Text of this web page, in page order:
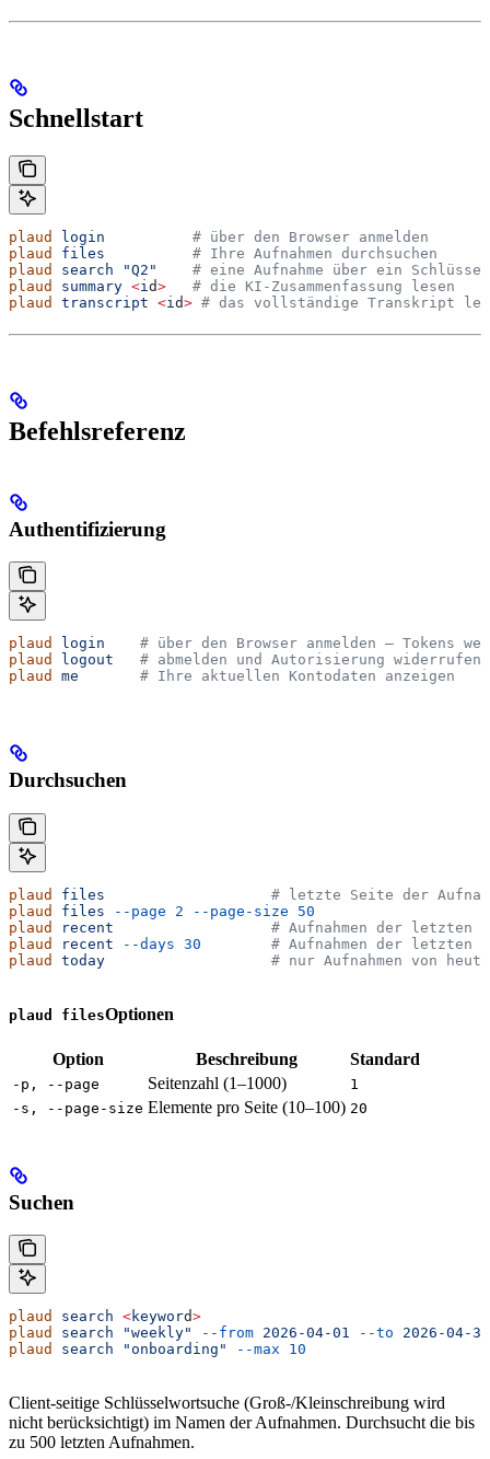
Schnellstart
plaud login
          # über den Browser anmelden
plaud
files
          # Ihre Aufnahmen durchsuchen
plaud
search "Q2"
# eine Aufnahme über ein
plaud
summary <i d>
   # die KI-Zusammenfassung lesen
plaud
transcript <i d> # das vollständige Transkript
Befehlsreferenz
Authentifizierung
plaud login
# über den Browser anmelden – Tokens
plaud
logout
   # abmelden und Autorisierung widerrufen
plaud
me
       # Ihre aktuellen Kontodaten anzeigen
Durchsuchen
plaud files
# letzte Seite der
plaud
files --page 2 --page-size 50
plaud
recent
# Aufnahmen der letzten
plaud
recent --days 30
# Aufnahmen der letzten
plaud
today
                   # nur Aufnahmen von heute
plaud filesOptionen
Option Beschreibung Standard
-p, --page Seitenzahl (1–1000)
1
-s, --page-size Elemente pro Seite (10–100) 20
Suchen
plaud search <keyword>
plaud
search "weekly" --from 2026-04-01 --to 2026-04-30
plaud
search "onboarding" --max 10
Client-seitige Schlüsselwortsuche (Groß-/Kleinschreibung wird
nicht berücksichtigt) im Namen der Aufnahmen. Durchsucht die bis
zu 500 letzten Aufnahmen.